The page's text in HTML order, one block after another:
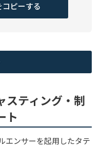
ピーする
スティング・制
ト
エンサーを起用したタテ